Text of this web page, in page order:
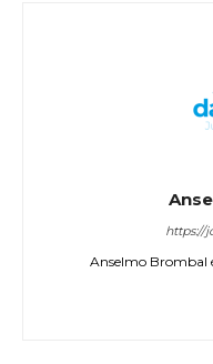
https://
Anselmo Brombal